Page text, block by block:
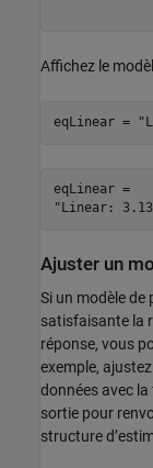
Affichez le
eqLinear =
eqLinear =
Ajuster un
Si un modèle de
satisfaisante la
réponse, vous
exemple,
données avec
sortie pour
structure